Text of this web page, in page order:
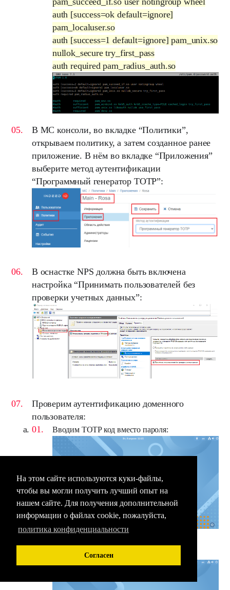
На этом сайте используются куки-файлы,
чтобы вы могли получить лучший опыт на
нашем сайте. Для получения дополнительной
информации о файлах cookie, пожалуйста,
политика конфиденциальности
Согласен
auth [success=ok default=ignore]
pam_localuser.so
auth [success=1 default=ignore] pam_unix.so
nullok_secure try_first_pass
auth required pam_radius_auth.so
В MC консоли, во вкладке “Политики”,
открываем политику, а затем созданное ранее
приложение. В нём во вкладке “Приложения”
выберите метод аутентификации
“Программный генератор TOTP”:
В оснасткеNPS должна быть включена
настройка “Принимать пользователей без
проверки учетных данных”:
Проверим аутентификацию доменного
пользователя:
Вводим TOTP код вместо пароля:
Аутентификация прошла успешно: